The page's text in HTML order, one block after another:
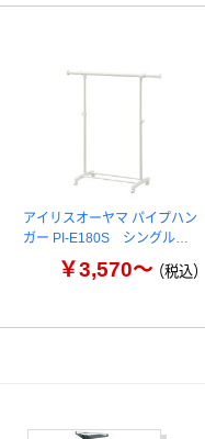
アイリスオーヤマ パイプハン
ガー PI-E180S シングル…
￥3,570～（税込）